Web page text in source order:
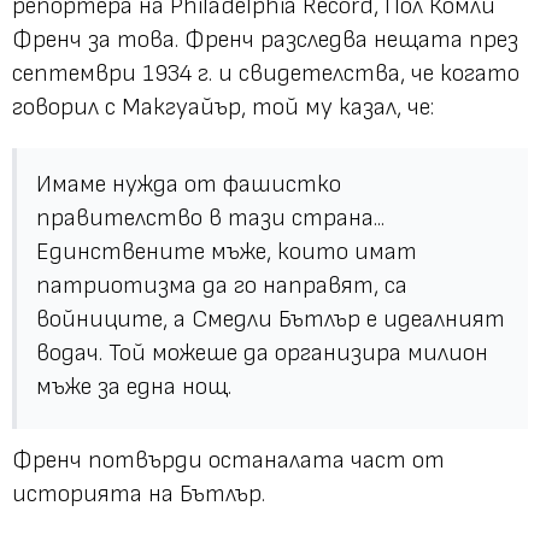
репортера на Philadelphia Record, Пол Комли
Френч за това. Френч разследва нещата през
септември 1934 г. и свидетелства, че когато
говорил с Макгуайър, той му казал, че:
Имаме нужда от фашистко
правителство в тази страна...
Единствените мъже, които имат
патриотизма да го направят, са
войниците, а Смедли Бътлър е идеалният
водач. Той можеше да организира милион
мъже за една нощ.
Френч потвърди останалата част от
историята на Бътлър.